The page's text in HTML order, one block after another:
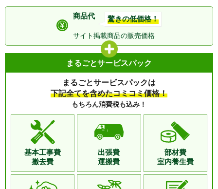
商品代 驚きの低価格！
サイト掲載商品の販売価格
まるごとサービスパック
まるごとサービスパックは
下記全てを含めたコミコミ価格！
もちろん消費税も込み！
基本工事費
撤去費
出張費
運搬費
部材費
室内養生費